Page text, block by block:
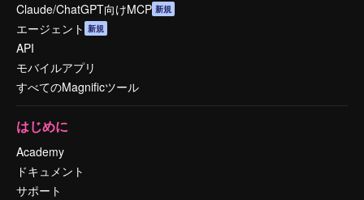
Claude/ChatGPT向けMCP 新規
エージェント 新規
API
モバイルアプリ
すべてのMagnificツール
はじめに
Academy
ドキュメント
サポート